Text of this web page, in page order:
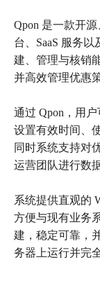
Qpon 是一款开
台、SaaS 服务
建、管理与核销
并高效管理优惠
通过 Qpon，用
设置有效时间、
同时系统支持对
运营团队进行数
系统提供直观的
方便与现有业务
建，稳定可靠，
务器上运行并完